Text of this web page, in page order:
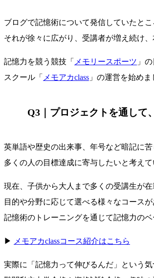
ブログで記憶術について発信していたと
それが徐々に広がり、受講者が増え続け、
記憶力を競う競技「 メモリースポーツ 」
スクール「 メモアカclass 」の運営を始めま
Q3｜プロジェクトを通して
英単語や歴史の出来事、年号など暗記に
多くの人の目標達成に寄与したいと考えて
現在、子供から大人まで多くの受講生が
目的や分野に応じて選べる様々なコース
記憶術のトレーニングを通じて記憶力の
▶ メモアカclassコース紹介はこちら
実際に「記憶力って伸びるんだ」という